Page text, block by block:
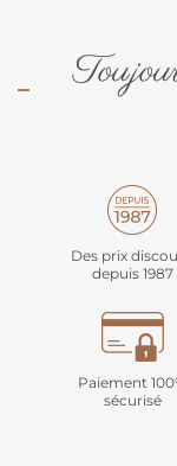
Des prix
depuis 1987
Paiement
sécurisé